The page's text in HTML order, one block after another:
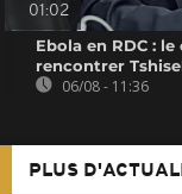
01:02
Ebola en RDC :
rencontrer
06/08 - 11:36
PLUS